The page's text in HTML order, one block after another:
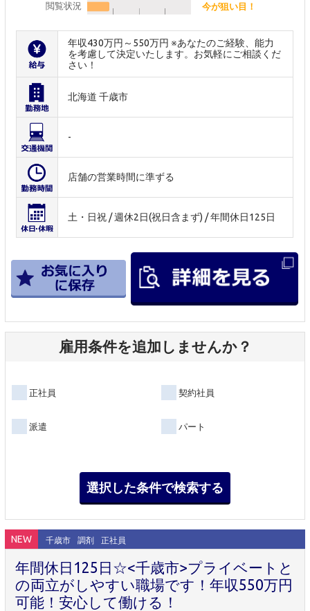
閲覧状況 今が狙い目！
年収430万円～550万円 ※あなたのご経験、能力
を考慮して決定いたします。お気軽にご相談くだ
さい！
北海道 千歳市
-
店舗の営業時間に準ずる
土・日祝 / 週休2日(祝日含まず) / 年間休日125日
雇用条件を追加しませんか？
正社員 契約社員
派遣 パート
NEW 千歳市 調剤 正社員
年間休日125日☆<千歳市>プライベートと
の両立がしやすい職場です！年収550万円
可能！安心して働ける！